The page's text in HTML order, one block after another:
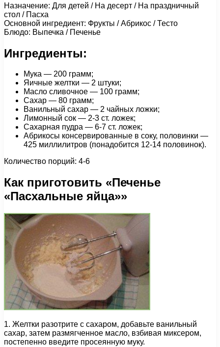
Назначение: Для детей / На десерт / На праздничный
стол / Пасха
Основной ингредиент: Фрукты / Абрикос / Тесто
Блюдо: Выпечка / Печенье
Ингредиенты:
Мука — 200 грамм;
Яичные желтки — 2 штуки;
Масло сливочное — 100 грамм;
Сахар — 80 грамм;
Ванильный сахар — 2 чайных ложки;
Лимонный сок — 2-3 ст. ложек;
Сахарная пудра — 6-7 ст. ложек;
Абрикосы консервированные в соку, половинки —
425 миллилитров (понадобится 12-14 половинок).
Количество порций: 4-6
Как приготовить «Печенье
«Пасхальные яйца»»
1. Желтки разотрите с сахаром, добавьте ванильный
сахар, затем размягченное масло, взбивая миксером,
постепенно введите просеянную муку.